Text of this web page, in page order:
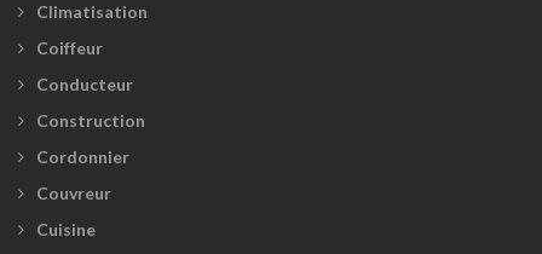
Climatisation
Coiffeur
Conducteur
Construction
Cordonnier
Couvreur
Cuisine